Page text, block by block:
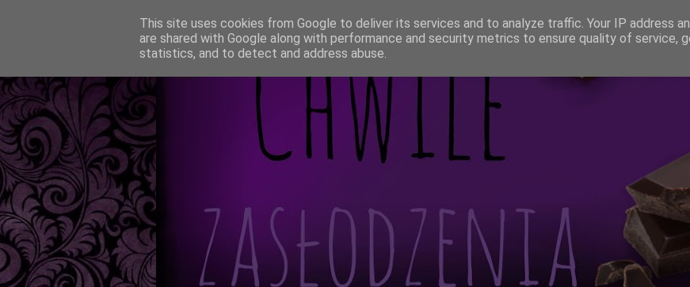
This site uses cookies from Google to deliver its services and to analyze traffic. Your IP address
are shared with Google along with performance and security metrics to ensure quality of service,
statistics, and to detect and address abuse.